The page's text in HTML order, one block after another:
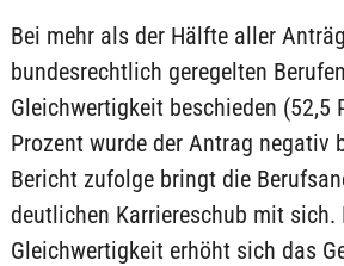
Bei mehr als der Hälfte aller
bundesrechtlich geregelten
Gleichwertigkeit beschieden (52,5
Prozent wurde der Antrag negativ
Bericht zufolge bringt die
deutlichen Karriereschub mit sich.
Gleichwertigkeit erhöht sich das